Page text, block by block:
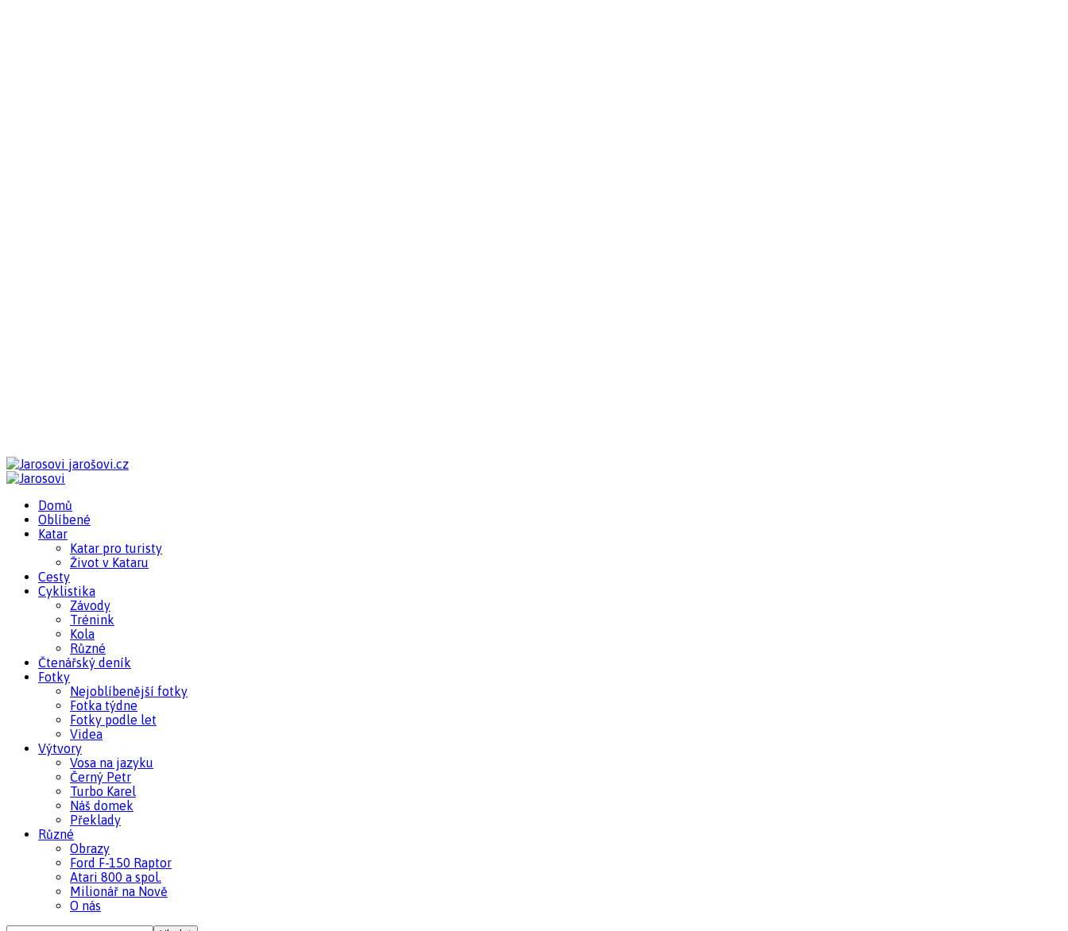
jarošovi.cz
Domů
Oblíbené
Katar
Katar pro turisty
Život v Kataru
Cesty
Cyklistika
Závody
Trénink
Kola
Různé
Čtenářský deník
Fotky
Nejoblíbenější fotky
Fotka týdne
Fotky podle let
Videa
Výtvory
Vosa na jazyku
Černý Petr
Turbo Karel
Náš domek
Překlady
Různé
Obrazy
Ford F-150 Raptor
Atari 800 a spol.
Milionář na Nově
O nás